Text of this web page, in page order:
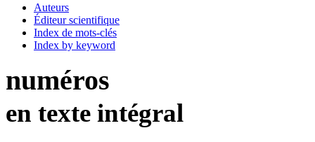
Auteurs
Éditeur scientifique
Index de mots-clés
Index by keyword
numéros
en texte intégral